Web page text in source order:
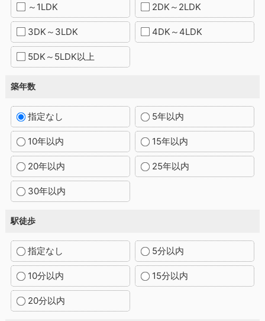
～1LDK 2DK～2LDK
3DK～3LDK 4DK～4LDK
5DK～5LDK以上
築年数
指定なし 5年以内
10年以内 15年以内
20年以内 25年以内
30年以内
駅徒歩
指定なし 5分以内
10分以内 15分以内
20分以内